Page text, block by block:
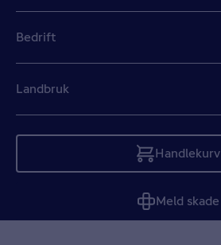
Bedrift
Landbruk
Handlekurv
Tom
Meld skade